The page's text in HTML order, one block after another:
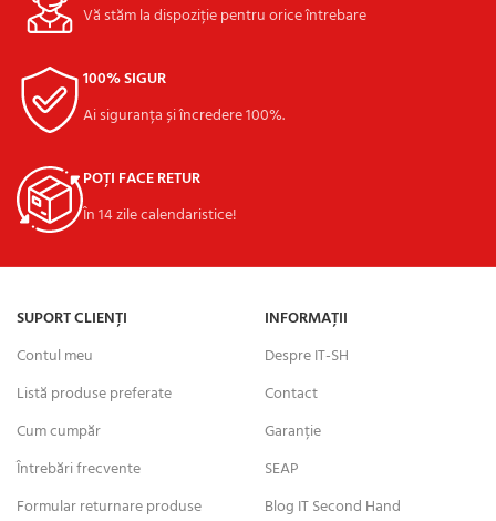
Vă stăm la dispoziție pentru orice întrebare
100% SIGUR
Ai siguranța și încredere 100%.
POȚI FACE RETUR
În 14 zile calendaristice!
SUPORT CLIENȚI
Contul meu
Listă produse preferate
Cum cumpăr
Întrebări frecvente
Formular returnare produse
INFORMAȚII
Despre IT-SH
Contact
Garanție
SEAP
Blog IT Second Hand